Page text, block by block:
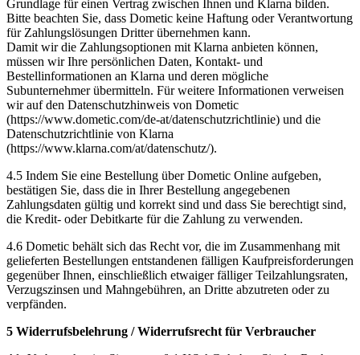
Grundlage für einen Vertrag zwischen Ihnen und Klarna bilden.
Bitte beachten Sie, dass Dometic keine Haftung oder Verantwortung
für Zahlungslösungen Dritter übernehmen kann.
Damit wir die Zahlungsoptionen mit Klarna anbieten können,
müssen wir Ihre persönlichen Daten, Kontakt- und
Bestellinformationen an Klarna und deren mögliche
Subunternehmer übermitteln. Für weitere Informationen verweisen
wir auf den Datenschutzhinweis von Dometic
(https://www.dometic.com/de-at/datenschutzrichtlinie) und die
Datenschutzrichtlinie von Klarna
(https://www.klarna.com/at/datenschutz/).
4.5 Indem Sie eine Bestellung über Dometic Online aufgeben,
bestätigen Sie, dass die in Ihrer Bestellung angegebenen
Zahlungsdaten gültig und korrekt sind und dass Sie berechtigt sind,
die Kredit- oder Debitkarte für die Zahlung zu verwenden.
4.6 Dometic behält sich das Recht vor, die im Zusammenhang mit
gelieferten Bestellungen entstandenen fälligen Kaufpreisforderungen
gegenüber Ihnen, einschließlich etwaiger fälliger Teilzahlungsraten,
Verzugszinsen und Mahngebühren, an Dritte abzutreten oder zu
verpfänden.
5 Widerrufsbelehrung / Widerrufsrecht für Verbraucher